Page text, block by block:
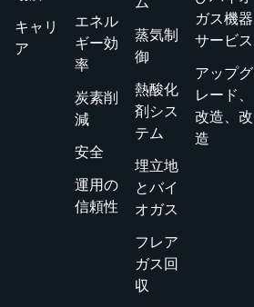
キャリ
ア
エネル
ギー効
率
炭素削
減
安全
運用の
信頼性
蒸気制
御
熱酸化
剤シス
テム
埋立地
とバイ
オガス
フレア
ガス回
収
ガス機器
サービス
アップグ
レード、
改造、改
造